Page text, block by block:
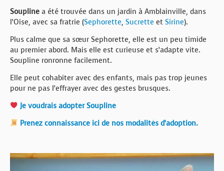
Soupline a été trouvée dans un jardin à Amblainville, dans
l’Oise, avec sa fratrie (Sephorette, Sucrette et Sirine).
Plus calme que sa sœur Sephorette, elle est un peu timide
au premier abord. Mais elle est curieuse et s’adapte vite.
Soupline ronronne facilement.
Elle peut cohabiter avec des enfants, mais pas trop jeunes
pour ne pas l’effrayer avec des gestes brusques.
Je voudrais adopter Soupline
Prenez connaissance ici de nos modalités d’adoption.